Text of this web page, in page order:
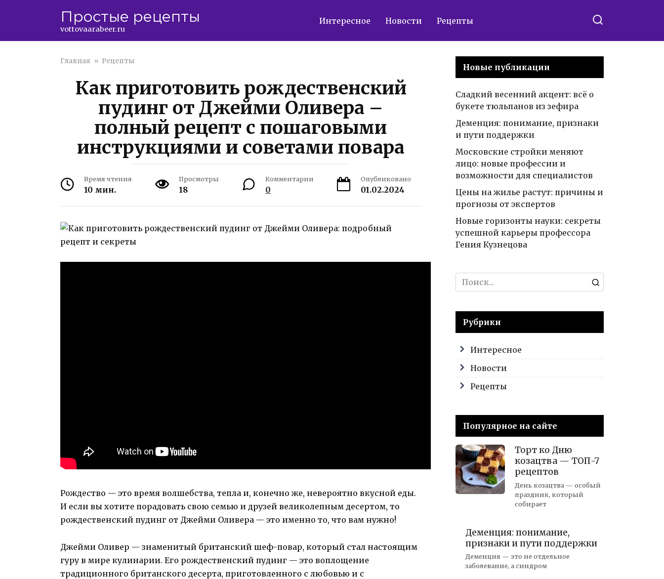
Простые рецепты
vottovaarabeer.ru
Интересное Новости Рецепты
Главная » Рецепты
Как приготовить рождественский
пудинг от Джейми Оливера –
полный рецепт с пошаговыми
инструкциями и советами повара
Время чтения
10 мин.
Просмотры
18
Комментарии
0
Опубликовано
01.02.2024
Рождество — это время волшебства, тепла и, конечно же, невероятно вкусной еды.
И если вы хотите порадовать свою семью и друзей великолепным десертом, то
рождественский пудинг от Джейми Оливера — это именно то, что вам нужно!
Джейми Оливер — знаменитый британский шеф-повар, который стал настоящим
гуру в мире кулинарии. Его рождественский пудинг — это воплощение
традиционного британского десерта, приготовленного с любовью и с
Новые публикации
Сладкий весенний акцент: всё о
букете тюльпанов из зефира
Деменция: понимание, признаки
и пути поддержки
Московские стройки меняют
лицо: новые профессии и
возможности для специалистов
Цены на жилье растут: причины и
прогнозы от экспертов
Новые горизонты науки: секреты
успешной карьеры профессора
Гения Кузнецова
Search
for:
Рубрики
Интересное
Новости
Рецепты
Популярное на сайте
Торт ко Дню
козацтва — ТОП-7
рецептов
День козацтва — особый
праздник, который
собирает
Деменция: понимание,
признаки и пути поддержки
Деменция — это не отдельное
заболевание, а синдром